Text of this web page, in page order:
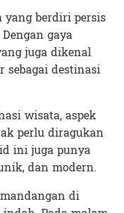
berdiri persis
gaya
juga dikenal
sebagai destinasi
wisata, aspek
perlu diragukan
ini juga punya
dan modern.
di